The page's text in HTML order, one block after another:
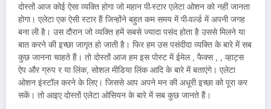
दोस्तों आज कोई ऐसा व्यक्ति होगा जो महान पी-स्टार एलेटा ओशन को नहीं जानता
होगा। एलेटा एक ऐसी स्टार हैं जिन्होंने बहुत कम समय में पी-वर्ल्ड में अपनी जगह
बना ली है। उस दौरान जो व्यक्ति हमें सबसे ज्यादा पसंद होता है उससे मिलने या
बात करने की इच्छा जागृत हो जाती है। फिर हम उस पसंदीदा व्यक्ति के बारे में सब
कुछ जानना चाहते हैं। तो दोस्तों आज हम इस पोस्ट में ईमेल , फैक्स , , व्हाट्स
ऐप और ग्रुप र या लिंक, सोशल मीडिया लिंक आदि के बारे में बताएंगे। एलेटा
ओशन इंस्टॉल करने के लिए। जिससे आप अपने मन की अधूरी इच्छा को पूरा कर
सकें। तो आइए दोस्तों एलेटा ओसियन के बारे में सब कुछ जानते हैं।